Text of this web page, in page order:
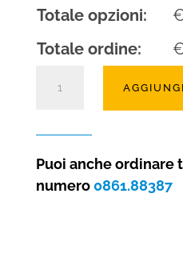
Totale opzioni:
Totale ordine:
150
quantità
Puoi anche
numero 0861.88387